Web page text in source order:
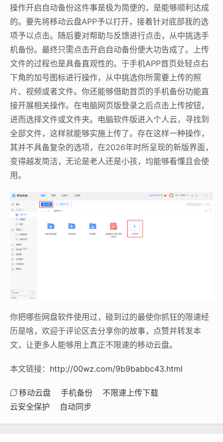
操作开启自动备份这件事是极为简便的，是能够顺利达成
的。要先将移动云盘APP予以打开，接着针对底部我的选
项予以点击。随后要对帮助与反馈进行点击，从中挑选手
机备份。最终只需点击开启自动备份便大功告成了。上传
文件的过程也是具备直观性的。于手机APP首页处轻点右
下角的加号图标进行操作，从中挑选你所需要上传的照
片、视频或者文件。你还能够借助首页的手机备份功能直
接开展相关操作。在电脑网页版登录之后点击上传按钮，
进而选择文件或文件夹。电脑软件版进入个人云，寻找到
全部文件，这样就能够实施上传了。存在这样一种操作，
其并不具备复杂的选项，在2026年时所呈现的新版界面，
变得越发简洁，无论是老人还是小孩，均能够看懂且会使
用。
你把哪些网盘软件使用过，碰到过的最使你抓狂的限速经
历是啥，欢迎于评论区去分享你的故事，点赞并转发本
文，让更多人能够用上真正不限速的移动云盘。
本文链接： http://00wz.com/9b9babbc43.html
移动云盘 手机备份
不限速上传下载
云安全保护
自动同步